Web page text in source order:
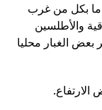
ما بكل من غرب
والأطلسين
بعض الغبار محليا